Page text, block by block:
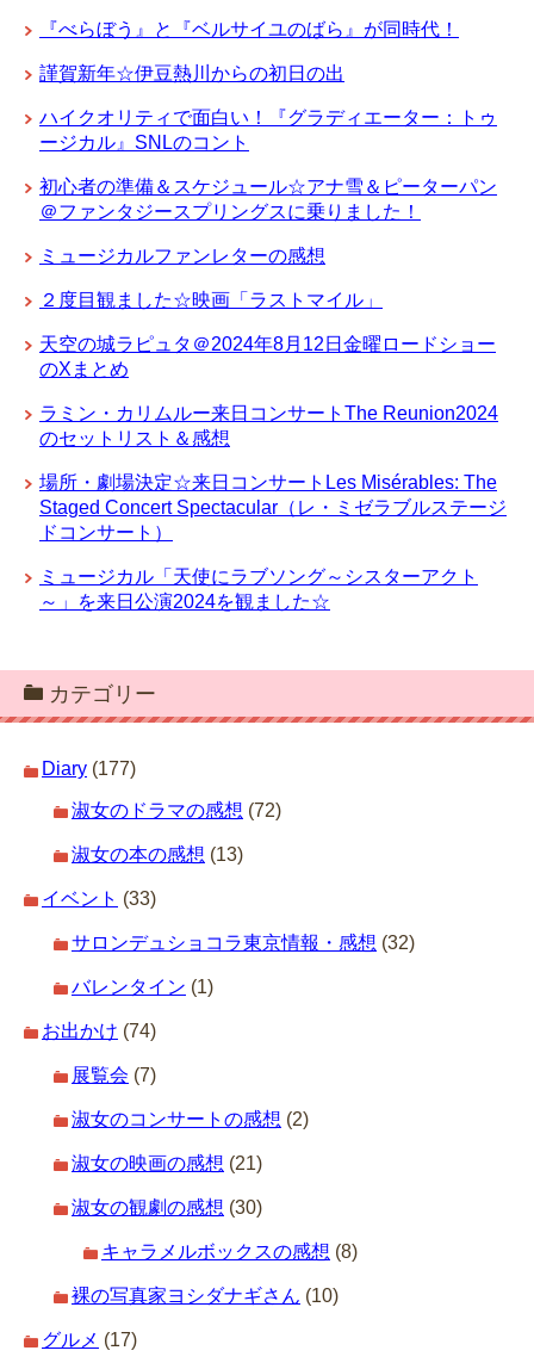
『べらぼう』と『ベルサイユのばら』が同時代！
謹賀新年☆伊豆熱川からの初日の出
ハイクオリティで面白い！『グラディエーター：トゥ
ージカル』SNLのコント
初心者の準備＆スケジュール☆アナ雪＆ピーターパン
＠ファンタジースプリングスに乗りました！
ミュージカルファンレターの感想
２度目観ました☆映画「ラストマイル」
天空の城ラピュタ＠2024年8月12日金曜ロードショー
のXまとめ
ラミン・カリムルー来日コンサートThe Reunion2024
のセットリスト＆感想
場所・劇場決定☆来日コンサートLes Misérables: The
Staged Concert Spectacular（レ・ミゼラブルステージ
ドコンサート）
ミュージカル「天使にラブソング～シスターアクト
～」を来日公演2024を観ました☆
カテゴリー
Diary (177)
淑女のドラマの感想 (72)
淑女の本の感想 (13)
イベント (33)
サロンデュショコラ東京情報・感想 (32)
バレンタイン (1)
お出かけ (74)
展覧会 (7)
淑女のコンサートの感想 (2)
淑女の映画の感想 (21)
淑女の観劇の感想 (30)
キャラメルボックスの感想 (8)
裸の写真家ヨシダナギさん (10)
グルメ (17)